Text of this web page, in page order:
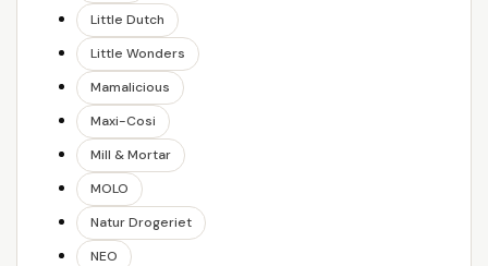
Little Dutch
Little Wonders
Mamalicious
Maxi-Cosi
Mill & Mortar
MOLO
Natur Drogeriet
NEO